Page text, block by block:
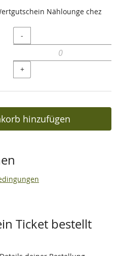
Nählounge chez
Menge
-
+
hinzufügen
Ticket bestellt